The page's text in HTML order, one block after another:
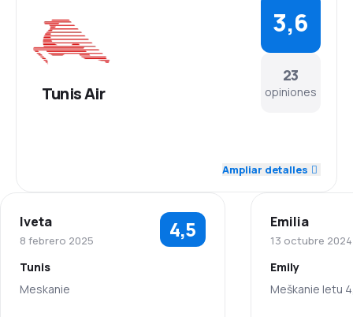
Tunis Air
23
opiniones
3,6
Red de vuelos 3,2
Precio de los billetes
Ampliar detalles
Iveta
8 febrero 2025 4,5
Tunis
Meskanie
Emilia
13 octubre 2024
Emily
Meškanie letu